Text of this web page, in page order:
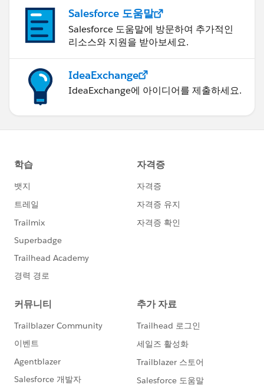
Salesforce 도움말
Salesforce 도움말에 방문하여 추가적인
리소스와 지원을 받아보세요.
IdeaExchange
IdeaExchange에 아이디어를 제출하세요.